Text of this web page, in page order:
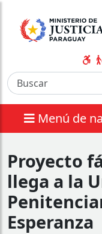
Menú de
Proyecto
llega a la
Esperanza